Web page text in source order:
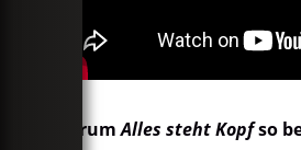
WarumAlles steht Kopfso